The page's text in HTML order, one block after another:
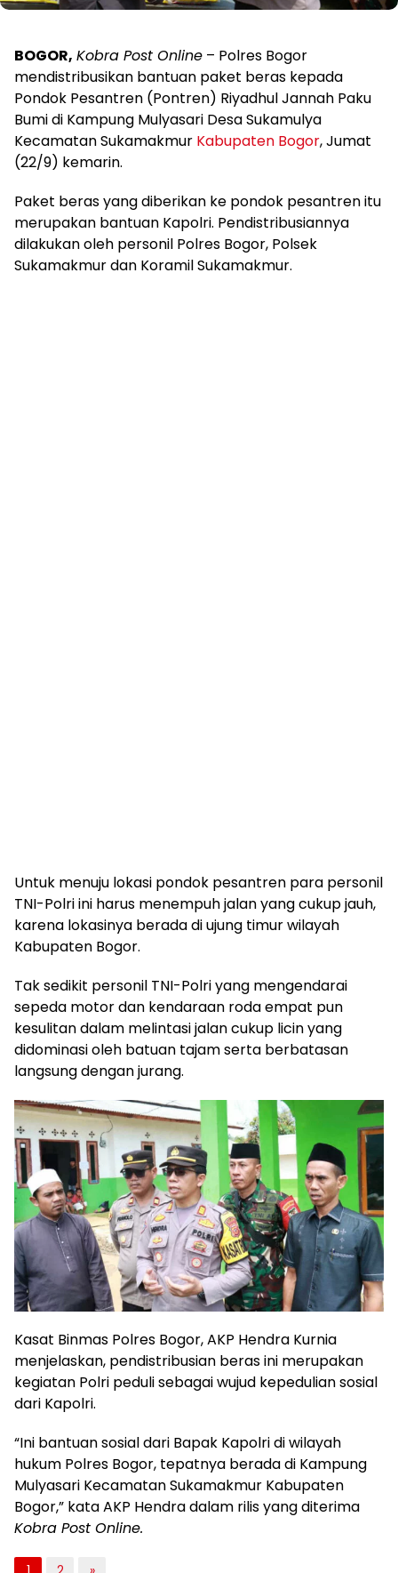
BOGOR, Kobra Post Online – Polres Bogor
mendistribusikan bantuan paket beras kepada
Pondok Pesantren (Pontren) Riyadhul Jannah Paku
Bumi di Kampung Mulyasari Desa Sukamulya
Kecamatan Sukamakmur Kabupaten Bogor, Jumat
(22/9) kemarin.
Paket beras yang diberikan ke pondok pesantren itu
merupakan bantuan Kapolri. Pendistribusiannya
dilakukan oleh personil Polres Bogor, Polsek
Sukamakmur dan Koramil Sukamakmur.
Untuk menuju lokasi pondok pesantren para personil
TNI-Polri ini harus menempuh jalan yang cukup jauh,
karena lokasinya berada di ujung timur wilayah
Kabupaten Bogor.
Tak sedikit personil TNI-Polri yang mengendarai
sepeda motor dan kendaraan roda empat pun
kesulitan dalam melintasi jalan cukup licin yang
didominasi oleh batuan tajam serta berbatasan
langsung dengan jurang.
Kasat Binmas Polres Bogor, AKP Hendra Kurnia
menjelaskan, pendistribusian beras ini merupakan
kegiatan Polri peduli sebagai wujud kepedulian sosial
dari Kapolri.
“Ini bantuan sosial dari Bapak Kapolri di wilayah
hukum Polres Bogor, tepatnya berada di Kampung
Mulyasari Kecamatan Sukamakmur Kabupaten
Bogor,” kata AKP Hendra dalam rilis yang diterima
Kobra Post Online.